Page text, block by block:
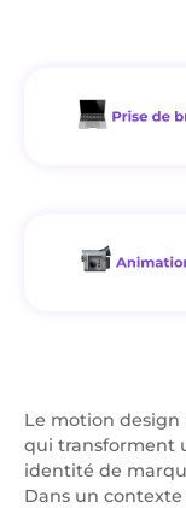
Le motion
qui transforment
identité de
Dans un